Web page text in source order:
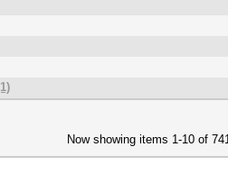
Now showing items 1-10 of